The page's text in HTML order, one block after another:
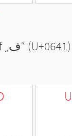
ف“ (U+0641)